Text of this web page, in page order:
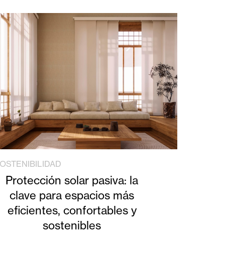
Protección solar pasiva: la
clave para espacios más
eficientes, confortables y
sostenibles